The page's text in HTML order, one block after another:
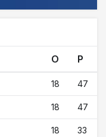
O P
18 47
18 47
18 33